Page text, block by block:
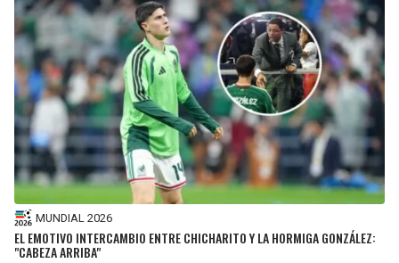
MUNDIAL 2026
EL EMOTIVO INTERCAMBIO ENTRE CHICHARITO Y LA HORMIGA GONZÁLEZ:
"CABEZA ARRIBA"